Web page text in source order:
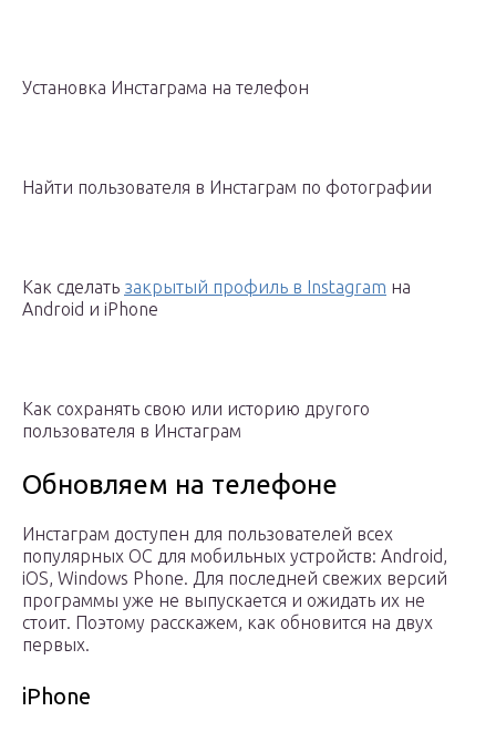
Установка Инстаграма на телефон
Найти пользователя в Инстаграм по фотографии
Как сделать закрытый профиль в Instagram на
Android и iPhone
Как сохранять свою или историю другого
пользователя в Инстаграм
Обновляем на телефоне
Инстаграм доступен для пользователей всех
популярных ОС для мобильных устройств: Android,
iOS, Windows Phone. Для последней свежих версий
программы уже не выпускается и ожидать их не
стоит. Поэтому расскажем, как обновится на двух
первых.
iPhone